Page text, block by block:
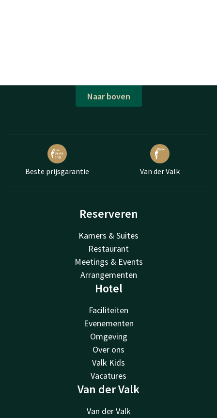
Naar boven
Beste prijsgarantie Van der Valk
Reserveren
Kamers & Suites
Restaurant
Meetings & Events
Arrangementen
Hotel
Faciliteiten
Evenementen
Omgeving
Over ons
Valk Kids
Vacatures
Van der Valk
Van der Valk